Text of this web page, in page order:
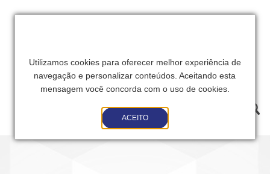
Utilizamos cookies para oferecer melhor experiência de
navegação e personalizar conteúdos. Aceitando esta
mensagem você concorda com o uso de cookies.
ACEITO
Toggle
navigation